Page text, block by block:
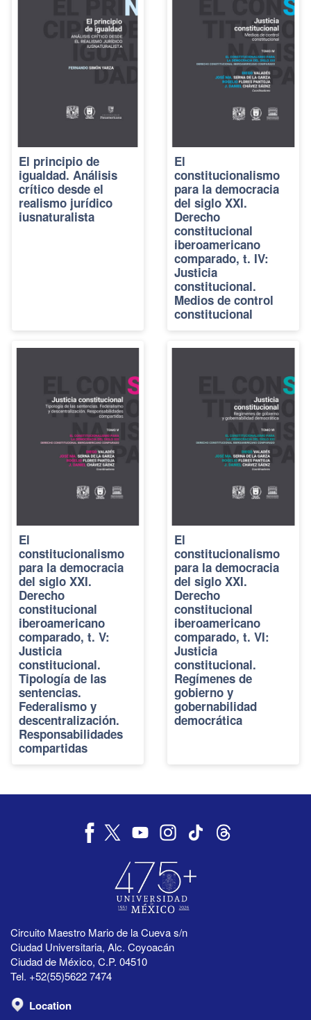
El principio de
igualdad. Análisis
crítico desde el
realismo jurídico
iusnaturalista
El
constitucionalismo
para la democracia
del siglo XXI.
Derecho
constitucional
iberoamericano
comparado, t. IV:
Justicia
constitucional.
Medios de control
constitucional
El
constitucionalismo
para la democracia
del siglo XXI.
Derecho
constitucional
iberoamericano
comparado, t. V:
Justicia
constitucional.
Tipología de las
sentencias.
Federalismo y
descentralización.
Responsabilidades
compartidas
El
constitucionalismo
para la democracia
del siglo XXI.
Derecho
constitucional
iberoamericano
comparado, t. VI:
Justicia
constitucional.
Regímenes de
gobierno y
gobernabilidad
democrática
Circuito Maestro Mario de la Cueva s/n
Ciudad Universitaria, Alc. Coyoacán
Ciudad de México, C.P. 04510
Tel. +52(55)5622 7474
Location